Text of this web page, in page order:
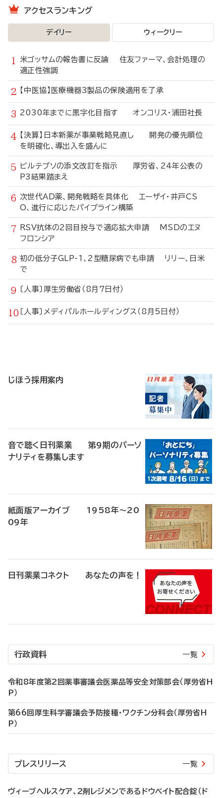
アクセスランキング
デイリー ウィークリー
米ゴッサムの報告書に反論 住友ファーマ、会計処理の
適正性強調
【中医協】医療機器3製品の保険適用を了承
2030年までに黒字化目指す オンコリス・浦田社長
【決算】日本新薬が事業戦略見直し 開発の優先順位
を明確化、導出入を盛んに
ビルテプソの添文改訂を指示 厚労省、24年公表の
P3結果踏まえ
次世代AD薬、開発戦略を具体化 エーザイ・井戸CS
O、進行に応じたパイプライン構築
RSV抗体の2回目投与で適応拡大申請 MSDのエヌ
フロンシア
初の低分子GLP-1、2型糖尿病でも申請 リリー、日米
で
〔人事〕厚生労働省（8月7日付）
〔人事〕メディパルホールディングス（8月5日付）
じほう採用案内
音で聴く日刊薬業 第9期のパーソ
ナリティを募集します
紙面版アーカイブ 1958年～20
09年
日刊薬業コネクト あなたの声を！
行政資料 一覧
令和8年度第2回薬事審議会医薬品等安全対策部会（厚労省H
P）
第66回厚生科学審議会予防接種・ワクチン分科会（厚労省H
P）
プレスリリース 一覧
ヴィーブヘルスケア、2剤レジメンであるドウベイト配合錠（ド